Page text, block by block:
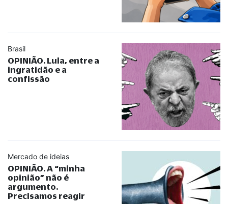
Brasil
OPINIÃO. Lula, entre a
ingratidão e a
confissão
Mercado de ideias
OPINIÃO. A “minha
opinião” não é
argumento.
Precisamos reagir